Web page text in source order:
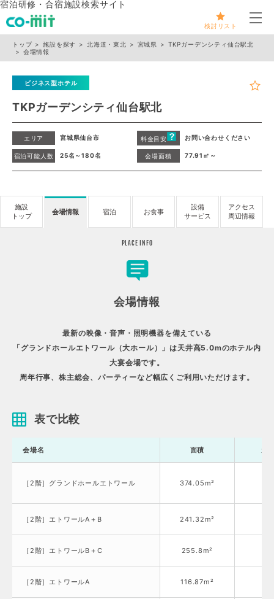
宿泊研修・合宿施設検索サイト
検討リスト
メ
トップ 施設を探す 北海道・東北 宮城県
TKPガーデンシティ仙台駅北
会場情報
ビジネス型ホテル
TKPガーデンシティ仙台駅北
エリア 宮城県仙台市 料金目安 お問い合わせください
宿泊可能人数 25名～180名 会場面積 77.91㎡～
施設
トップ
会場情報 宿泊 お食事
設備
サービス
アクセス
周辺情報
PLACE INFO
会場情報
最新の映像・音声・照明機器を備えている
「グランドホールエトワール（大ホール）」は天井高5.0mのホテル内
大宴会場です。
周年行事、株主総会、パーティーなど幅広くご利用いただけます。
表で比較
会場名 面積
［2階］グランドホールエトワール 374.05m²
［2階］エトワールA＋B 241.32m²
［2階］エトワールB＋C 255.8m²
［2階］エトワールA 116.87m²